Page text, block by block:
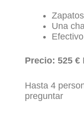
Una
Precio: 525 €
Hasta 4
preguntar